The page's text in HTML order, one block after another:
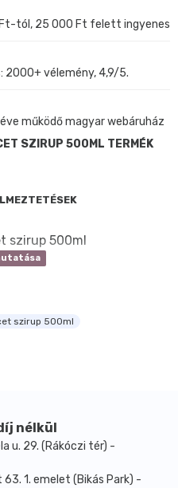
tól, 25 000 Ft felett ingyenes
2000+ vélemény, 4,9/5.
működő magyar webáruház
SZIRUP 500ML TERMÉK
szirup 500ml
szirup 500ml
nélkül
u. 29. (Rákóczi tér) -
1. emelet (Bikás Park) -